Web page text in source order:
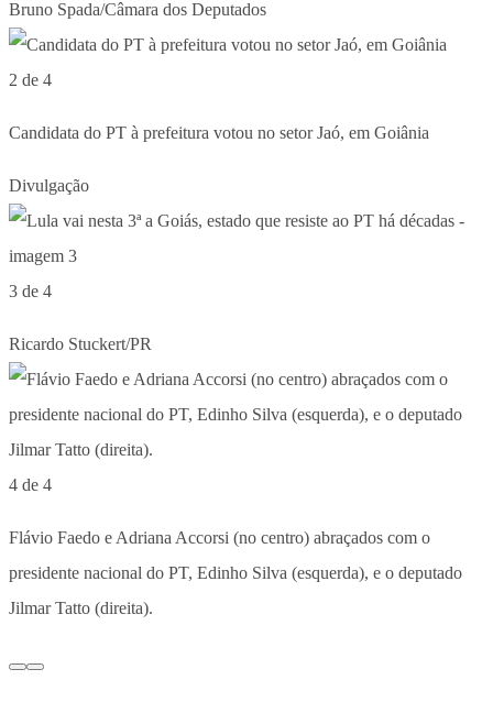
Bruno Spada/Câmara dos Deputados
2 de 4
Candidata do PT à prefeitura votou no setor Jaó, em Goiânia
Divulgação
3 de 4
Ricardo Stuckert/PR
4 de 4
Flávio Faedo e Adriana Accorsi (no centro) abraçados com o
presidente nacional do PT, Edinho Silva (esquerda), e o deputado
Jilmar Tatto (direita).